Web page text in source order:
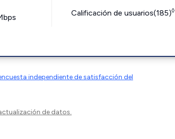
Calificación de usuarios(185)◊
independiente de satisfacción del
de datos.